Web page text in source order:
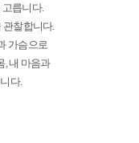
릅니다.
관찰합니다.
가슴으로
, 내 마음과
다.